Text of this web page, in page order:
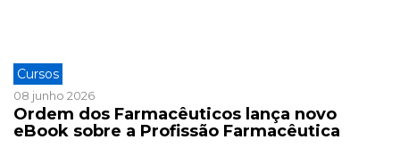
Cursos
08 junho 2026
Ordem dos Farmacêuticos lança novo
eBook sobre a Profissão Farmacêutica